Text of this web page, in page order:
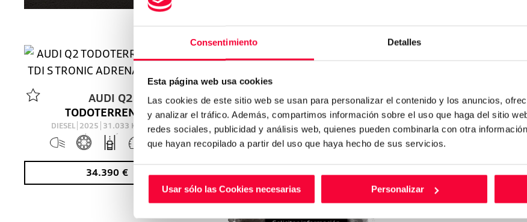
Consentimiento Detalles
Esta página web usa cookies
Las cookies de este sitio web se usan para personalizar el contenido y los anuncios,
y analizar el tráfico. Además, compartimos información sobre el uso que haga del sitio
redes sociales, publicidad y análisis web, quienes pueden combinarla con otra
que hayan recopilado a partir del uso que haya hecho de sus servicios.
Usar sólo las Cookies necesarias Personalizar
AUDI Q2
TODOTERRENO 2.0 35 TDI S TRONIC ADRENALIN 150 5P
DIESEL 2025 31.033 Km 150Cv
AUTOMÁTICO
34.390 €
AUDIAUDI
34.500 €